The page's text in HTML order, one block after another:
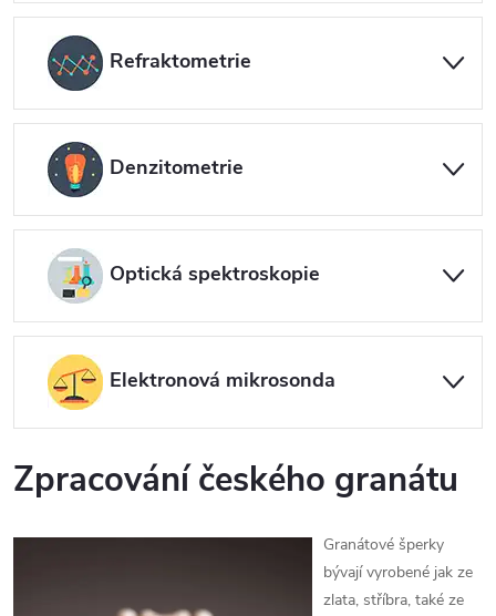
Refraktometrie
Denzitometrie
Optická spektroskopie
Elektronová mikrosonda
Zpracování českého granátu
Granátové šperky
bývají vyrobené jak ze
zlata, stříbra, také ze